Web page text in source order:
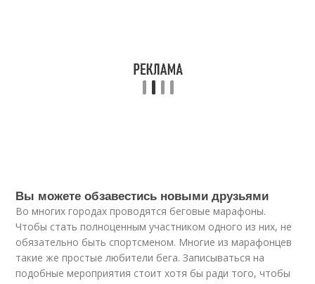
Вы можете обзавестись новыми друзьями
Во многих городах проводятся беговые марафоны.
Чтобы стать полноценным участником одного из них, не
обязательно быть спортсменом. Многие из марафонцев
такие же простые любители бега. Записываться на
подобные мероприятия стоит хотя бы ради того, чтобы